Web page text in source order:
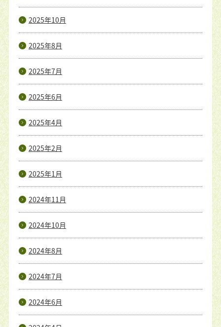
2025年10月
2025年8月
2025年7月
2025年6月
2025年4月
2025年2月
2025年1月
2024年11月
2024年10月
2024年8月
2024年7月
2024年6月